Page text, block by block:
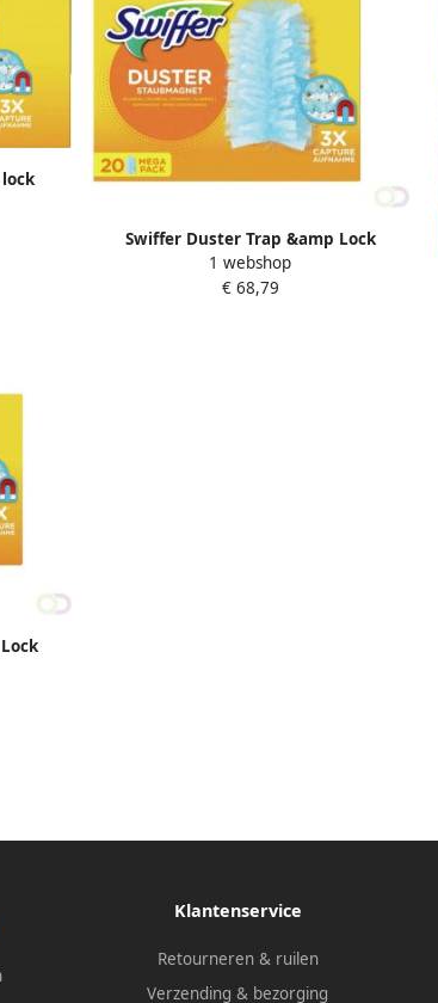
Swiffer Duster Trap &amp Lock
navullingen x20
1 webshop
€ 68,79
Klantenservice
Retourneren & ruilen
Verzending & bezorging